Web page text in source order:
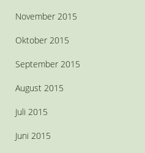
November 2015
Oktober 2015
September 2015
August 2015
Juli 2015
Juni 2015